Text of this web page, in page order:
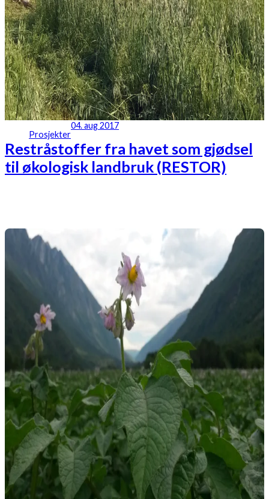
Prosjekter
04. aug 2017
Restråstoffer fra havet som gjødsel
til økologisk landbruk (RESTOR)